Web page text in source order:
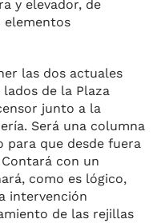
y elevador, de
elementos
las dos actuales
de la Plaza
junto a la
Será una columna
para que desde fuera
con un
como es lógico,
intervención
de las rejillas